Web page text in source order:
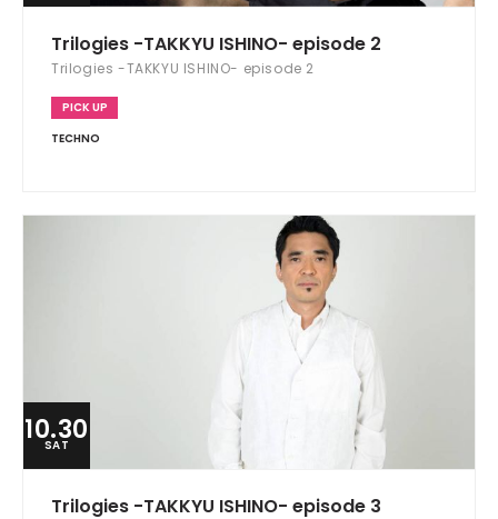
Trilogies -TAKKYU ISHINO- episode 2
Trilogies -TAKKYU ISHINO- episode 2
PICK UP
TECHNO
10.30
SAT
Trilogies -TAKKYU ISHINO- episode 3